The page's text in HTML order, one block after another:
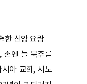
한 신앙 요람
손엔 늘 묵주를
아 교회, 시노